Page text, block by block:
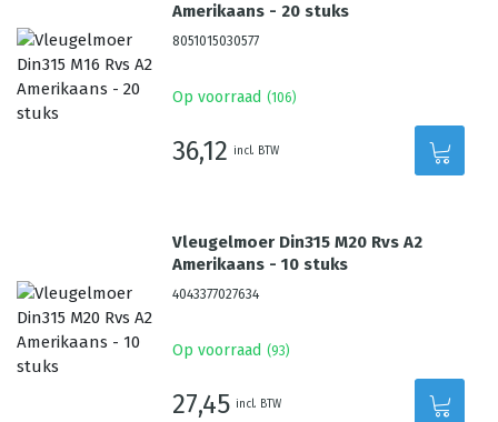
Amerikaans - 20 stuks
8051015030577
Op voorraad (106)
36,12 incl. BTW
Vleugelmoer Din315 M20 Rvs A2
Amerikaans - 10 stuks
4043377027634
Op voorraad (93)
27,45 incl. BTW